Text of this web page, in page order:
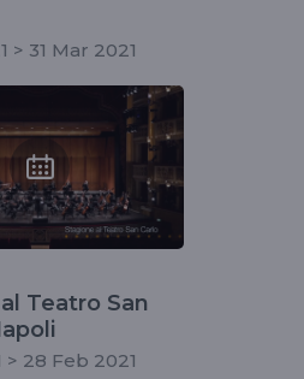
> 31 Mar 2021
Teatro San
> 28 Feb 2021